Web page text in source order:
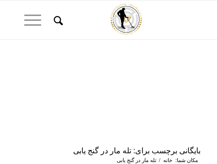
بایگانی برچسب برای: تله مار در گنج یابی
مکان شما: خانه / تله مار در گنج یابی